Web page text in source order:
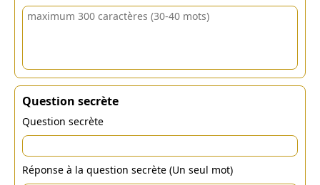
Question secrète
Question secrète
Réponse à la question secrète (Un seul mot)